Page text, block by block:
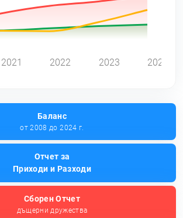
2021 2022 2023 2024
Баланс
от 2008 до 2024 г.
Отчет за
Приходи и Разходи
Сборен Отчет
дъщерни дружества